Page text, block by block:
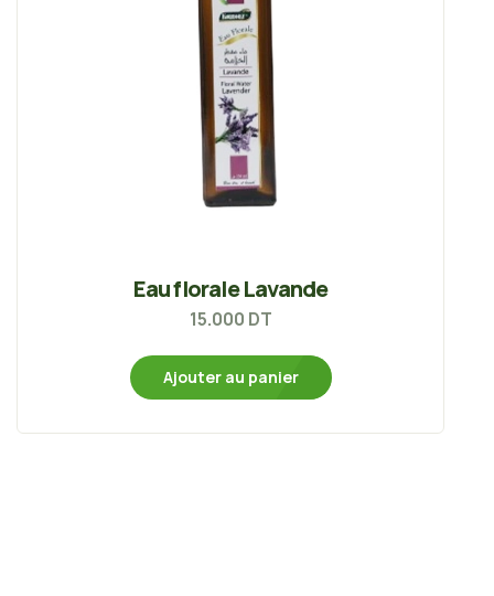
Eau florale Lavande
15.000 DT
Ajouter au panier